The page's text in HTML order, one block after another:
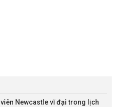
Newcastle vĩ đại trong lịch